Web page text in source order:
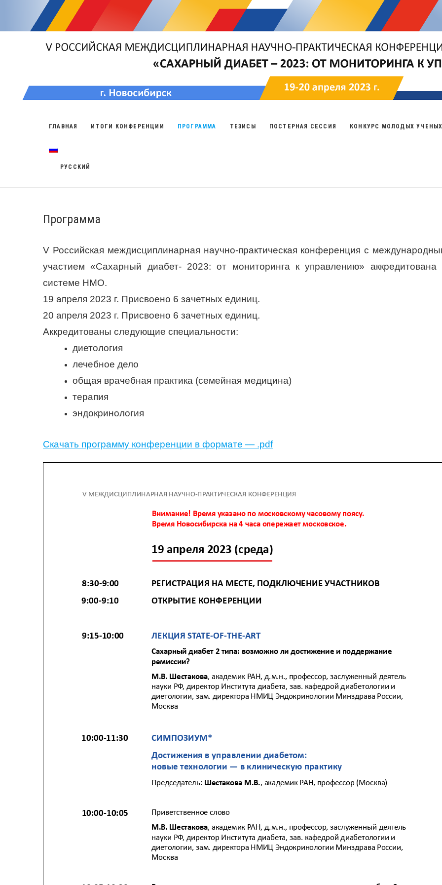
ГЛАВНАЯ ИТОГИ КОНФЕРЕНЦИИ ПРОГРАММА ТЕЗИСЫ ПОСТЕРНАЯ СЕССИЯ КОНКУРС МОЛОДЫХ
РУССКИЙ
Программа
V Российская междисциплинарная научно-практическая конференция с
участием «Сахарный диабет- 2023: от мониторинга к управлению» аккредитована
системе НМО.
19 апреля 2023 г. Присвоено 6 зачетных единиц.
20 апреля 2023 г. Присвоено 6 зачетных единиц.
Аккредитованы следующие специальности:
диетология
лечебное дело
общая врачебная практика (семейная медицина)
терапия
эндокринология
Скачать программу конференции в формате — .pdf